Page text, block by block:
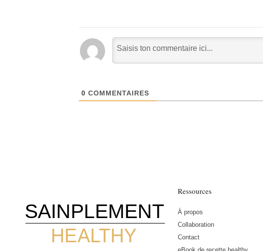
0 COMMENTAIRES
HEALTHY
SAINPLEMENT
Ressources
À propos
Collaboration
Contact